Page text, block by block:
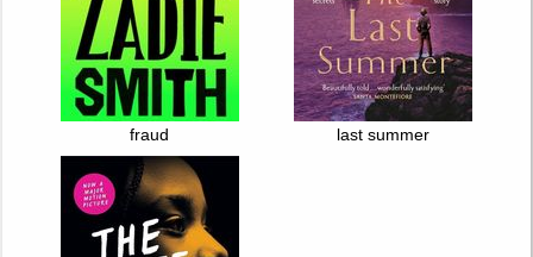
fraud last summer